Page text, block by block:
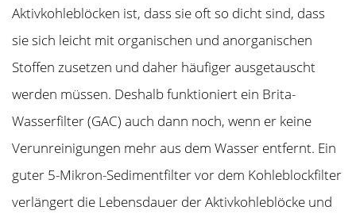
Aktivkohleblöcken ist, dass sie oft so dicht sind, dass
sie sich leicht mit organischen und anorganischen
Stoffen zusetzen und daher häufiger ausgetauscht
werden müssen. Deshalb funktioniert ein Brita-
Wasserfilter (GAC) auch dann noch, wenn er keine
Verunreinigungen mehr aus dem Wasser entfernt. Ein
guter 5-Mikron-Sedimentfilter vor dem Kohleblockfilter
verlängert die Lebensdauer der Aktivkohleblöcke und